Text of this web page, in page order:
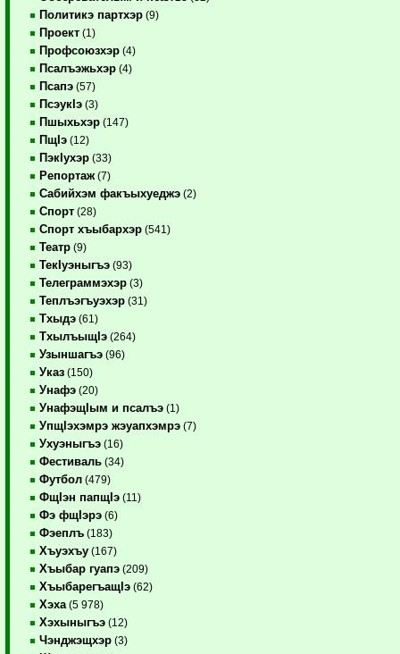
Политикэ партхэр (9)
Проект (1)
Профсоюзхэр (4)
Псалъэжьхэр (4)
Псапэ (57)
ПсэукIэ (3)
Пшыхьхэр (147)
ПщIэ (12)
ПэкIухэр (33)
Репортаж (7)
Сабийхэм факъыхуеджэ (2)
Спорт (28)
Спорт хъыбархэр (541)
Театр (9)
ТекIуэныгъэ (93)
Телеграммэхэр (3)
Теплъэгъуэхэр (31)
Тхыдэ (61)
ТхылъыщIэ (264)
Узыншагъэ (96)
Указ (150)
Унафэ (20)
УнафэщIым и псалъэ (1)
УпщIэхэмрэ жэуапхэмрэ (7)
Ухуэныгъэ (16)
Фестиваль (34)
Футбол (479)
ФщIэн папщIэ (11)
Фэ фщIэрэ (6)
Фэеплъ (183)
Хъуэхъу (167)
Хъыбар гуапэ (209)
ХъыбарегъащIэ (62)
Хэха (5 978)
Хэхыныгъэ (12)
Чэнджэщхэр (3)